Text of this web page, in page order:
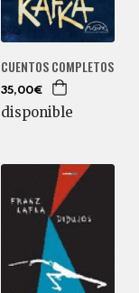
CUENTOS COMPLETOS
35,00€
disponible